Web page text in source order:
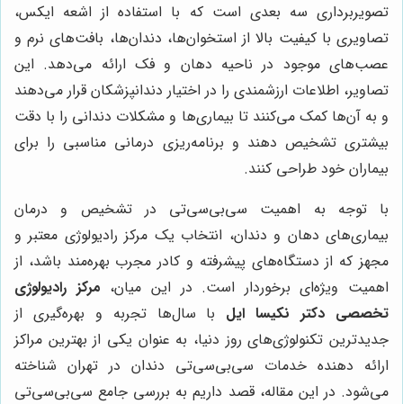
تصویربرداری سه بعدی است که با استفاده از اشعه ایکس،
تصاویری با کیفیت بالا از استخوان‌ها، دندان‌ها، بافت‌های نرم و
عصب‌های موجود در ناحیه دهان و فک ارائه می‌دهد. این
تصاویر، اطلاعات ارزشمندی را در اختیار دندانپزشکان قرار می‌دهند
و به آن‌ها کمک می‌کنند تا بیماری‌ها و مشکلات دندانی را با دقت
بیشتری تشخیص دهند و برنامه‌ریزی درمانی مناسبی را برای
بیماران خود طراحی کنند.
با توجه به اهمیت سی‌بی‌سی‌تی در تشخیص و درمان
بیماری‌های دهان و دندان، انتخاب یک مرکز رادیولوژی معتبر و
مجهز که از دستگاه‌های پیشرفته و کادر مجرب بهره‌مند باشد، از
اهمیت ویژه‌ای برخوردار است. در این میان، مرکز رادیولوژی
تخصصی دکتر نکیسا ایل با سال‌ها تجربه و بهره‌گیری از
جدیدترین تکنولوژی‌های روز دنیا، به عنوان یکی از بهترین مراکز
ارائه دهنده خدمات سی‌بی‌سی‌تی دندان در تهران شناخته
می‌شود. در این مقاله، قصد داریم به بررسی جامع سی‌بی‌سی‌تی